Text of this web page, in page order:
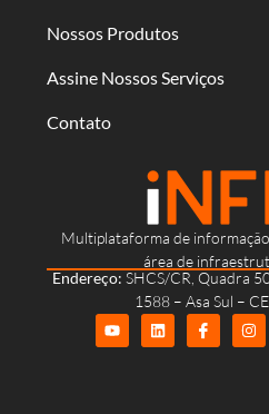
Multiplataforma de
área de
Endereço: SHCS/CR, Quadra
1588 – Asa Sul –
Nossos Produtos
Assine Nossos Serviços
Contato